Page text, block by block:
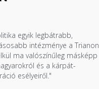
egyik legbátrabb,
intézménye a Trianon
ma valószínűleg másképp
és a kárpát-
esélyeiről."